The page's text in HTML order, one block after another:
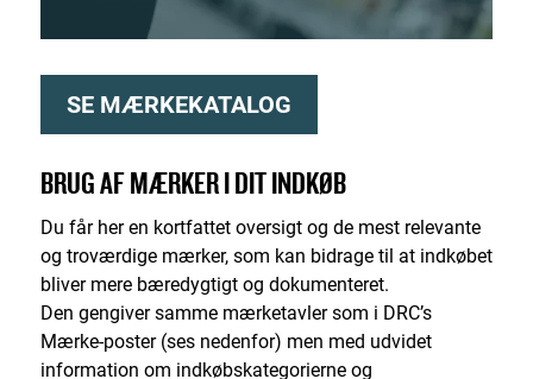
SE MÆRKEKATALOG
BRUG AF MÆRKER I DIT INDKØB
Du får her en kortfattet oversigt og de mest relevante
og troværdige mærker, som kan bidrage til at indkøbet
bliver mere bæredygtigt og dokumenteret.
Den gengiver samme mærketavler som i DRC’s
Mærke-poster (ses nedenfor) men med udvidet
information om indkøbskategorierne og